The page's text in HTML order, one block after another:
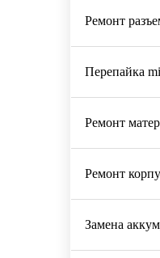
Ремонт
Перепайка
Ремонт
Ремонт
Замена